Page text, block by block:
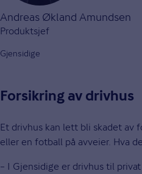
Andreas Økland Amundsen
Produktsjef
Gjensidige
Forsikring av drivhus
Et drivhus kan lett bli skadet av
eller en fotball på avveier. Hva
– I Gjensidige er drivhus til